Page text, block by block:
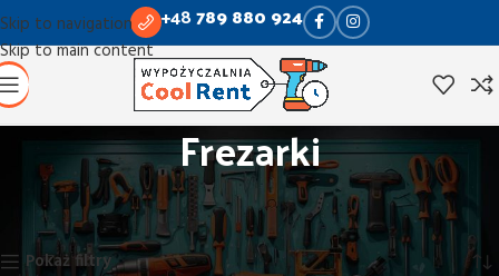
Skip to navigation
Skip to main content
+48789 880 924
Frezarki
Strona główna Obróbka drewna Frezarki
Wyświetlanie wszystkich wyników: 2
Pokaż filtry